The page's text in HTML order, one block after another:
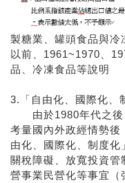
製糖業、罐頭食品與
以前、1961~1970、
品、冷凍食品等說明
3.「自由化、國際化、
由於1980年代之後
考量國內外政經情勢後
由化、國際化、制度
關稅障礙、放寬投資
營事業民營化等事宜（